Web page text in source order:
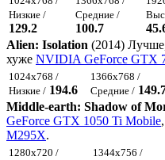
Низкие /
129.2
Средние /
100.7
Alien: Isolation (2014)
хуже NVIDIA GeForce GTX
1024x768 /
Низкие / 194.6
1366x768 /
Средние /
Middle-earth: Shadow of
GeForce GTX 1050 Ti Mobile
M295X.
1280x720 /
1344x756 /